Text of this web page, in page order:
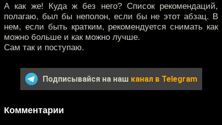
А как же! Куда ж без него? Список рекомендаций,
полагаю, был бы неполон, если бы не этот абзац. В
нем, если быть кратким, рекомендуется снимать как
можно больше и как можно лучше.
Сам так и поступаю.
Подписывайся на наш канал в Telegram
Комментарии